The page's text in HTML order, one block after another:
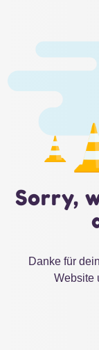
Sorry,
Danke für
Website